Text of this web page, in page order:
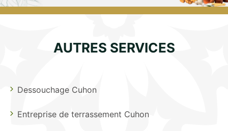
AUTRES SERVICES
Dessouchage Cuhon
Entreprise de terrassement Cuhon